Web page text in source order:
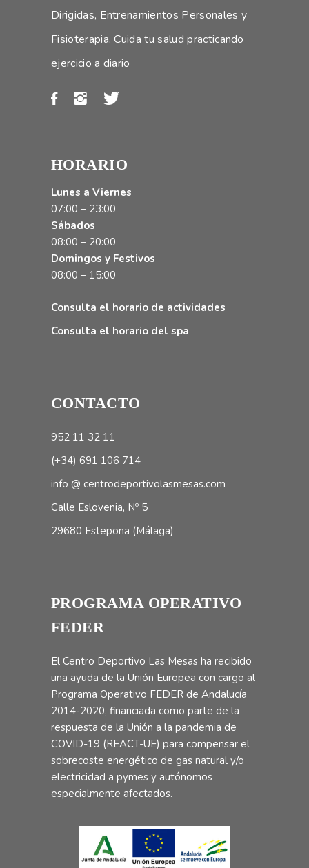
Dirigidas, Entrenamientos Personales y
Fisioterapia. Cuida tu salud practicando
ejercicio a diario
HORARIO
Lunes a Viernes
07:00 – 23:00
Sábados
08:00 – 20:00
Domingos y Festivos
08:00 – 15:00
Consulta el horario de actividades
Consulta el horario del spa
CONTACTO
952 11 32 11
(+34) 691 106 714
info @ centrodeportivolasmesas.com
Calle Eslovenia, Nº 5
29680 Estepona (Málaga)
PROGRAMA OPERATIVO
FEDER
El Centro Deportivo Las Mesas ha recibido
una ayuda de la Unión Europea con cargo al
Programa Operativo FEDER de Andalucía
2014-2020, financiada como parte de la
respuesta de la Unión a la pandemia de
COVID-19 (REACT-UE) para compensar el
sobrecoste energético de gas natural y/o
electricidad a pymes y autónomos
especialmente afectados.